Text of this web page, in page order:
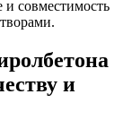
и совместимость
и